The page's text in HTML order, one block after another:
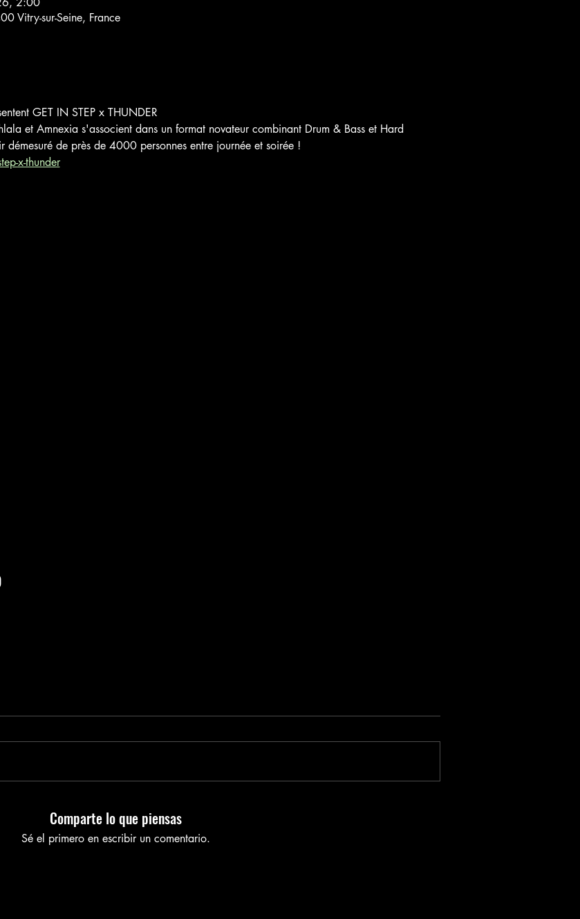
Vitry-sur-Seine, France
GET IN STEP x THUNDER
et Amnexia s'associent dans un format novateur combinant Drum & Bass et Hard
démesuré de près de 4000 personnes entre journée et soirée !
x-thunder
Comparte lo que piensas
Sé el primero en escribir un comentario.